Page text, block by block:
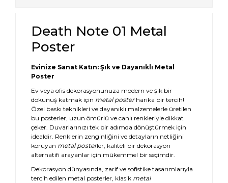
Death Note 01 Metal
Poster
Evinize Sanat Katın: Şık ve Dayanıklı Metal
Poster
Ev veya ofis dekorasyonunuza modern ve şık bir
dokunuş katmak için metal posterharika bir tercih!
Özel baskı teknikleri ve dayanıklı malzemelerle üretilen
bu posterler, uzun ömürlü ve canlı renkleriyle dikkat
çeker. Duvarlarınızı tek bir adımda dönüştürmek için
idealdir. Renklerin zenginliğini ve detayların netliğini
koruyan metal posterler, kaliteli bir dekorasyon
alternatifi arayanlar için mükemmel bir seçimdir.
Dekorasyon dünyasında, zarif ve sofistike tasarımlarıyla
tercih edilen metal posterler, klasik metal